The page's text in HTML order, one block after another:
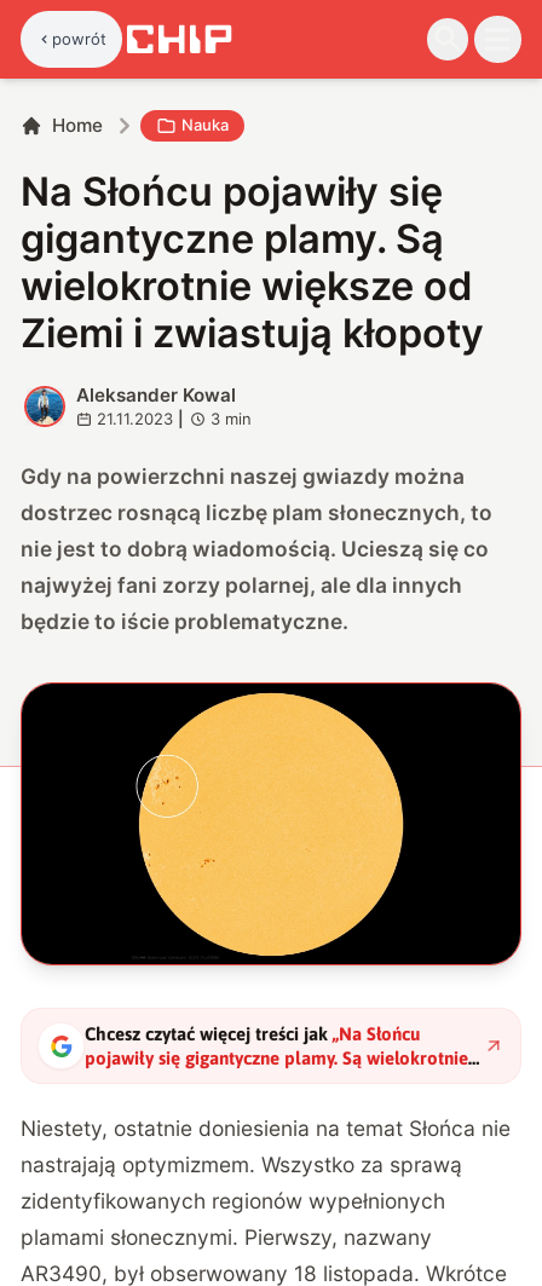
powrót
Home Nauka
Na Słońcu pojawiły się
gigantyczne plamy. Są
wielokrotnie większe od
Ziemi i zwiastują kłopoty
A
Aleksander Kowal
21.11.2023 3 min
Gdy na powierzchni naszej gwiazdy można
dostrzec rosnącą liczbę plam słonecznych, to
nie jest to dobrą wiadomością. Ucieszą się co
najwyżej fani zorzy polarnej, ale dla innych
będzie to iście problematyczne.
Chcesz czytać więcej treści jak „Na Słońcu
pojawiły się gigantyczne plamy. Są wielokrotnie
większe od Ziemi i zwiastują kłopoty"?
Niestety, ostatnie doniesienia na temat Słońca nie
nastrajają optymizmem. Wszystko za sprawą
zidentyfikowanych regionów wypełnionych
plamami słonecznymi. Pierwszy, nazwany
AR3490, był obserwowany 18 listopada. Wkrótce